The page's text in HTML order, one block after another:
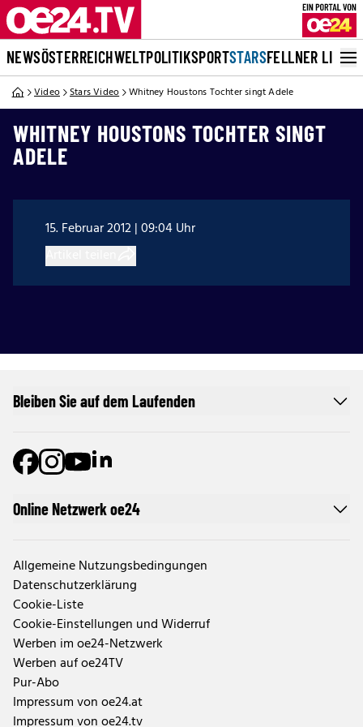
NEWSÖSTERREICHWELTPOLITIKSPORTSTARSFELLNER LIVE
Video Stars Video Whitney Houstons Tochter singt Adele
WHITNEY HOUSTONS TOCHTER SINGT
ADELE
15. Februar 2012 | 09:04 Uhr
Online Netzwerk oe24
Allgemeine Nutzungsbedingungen
Datenschutzerklärung
Cookie-Liste
Cookie-Einstellungen und Widerruf
Werben im oe24-Netzwerk
Werben auf oe24TV
Pur-Abo
Impressum von oe24.at
Impressum von oe24.tv
Bleiben Sie auf dem Laufenden